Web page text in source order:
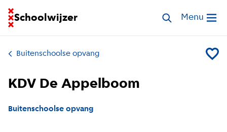
Schoolwijzer
Ga naar homepage van SchoolwijzerZoek opvang
Open
Menu
Buitenschoolse opvang Voeg
KDV De Appelboom
Buitenschoolse opvang